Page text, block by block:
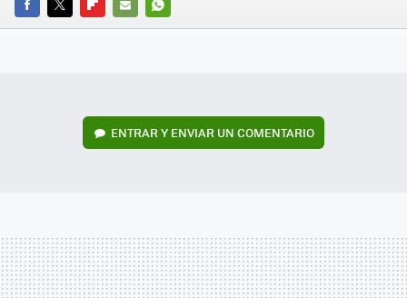
FACEBOOK
TWITTERFLIPBOARD
E-
WHATSAPP
ENTRAR Y ENVIAR UN COMENTARIO